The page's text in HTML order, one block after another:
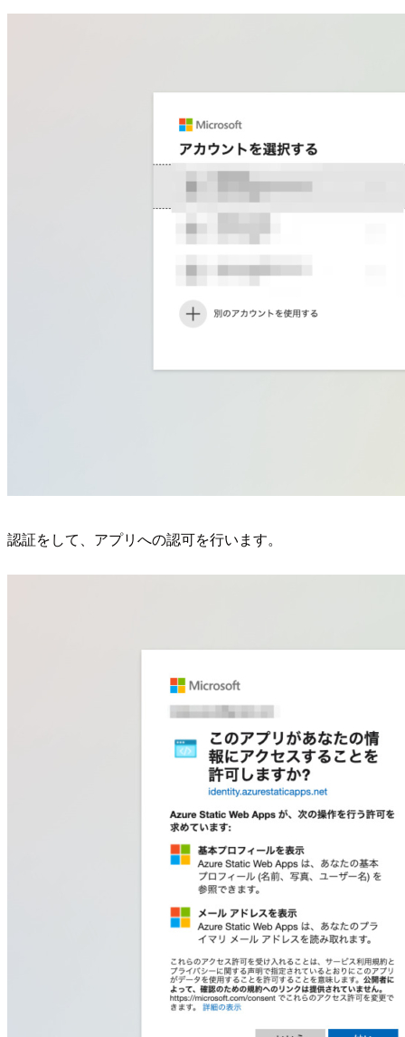
認証をして、アプリへの認可を行います。